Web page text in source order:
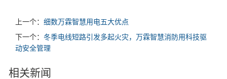
上一个： 细数万霖智慧用电五大优点
下一个： 冬季电线短路引发多起火灾，万霖智慧消防用科技驱
动安全管理
相关新闻